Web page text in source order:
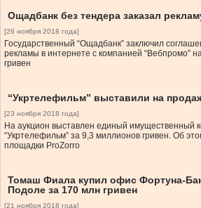
Ощадбанк без тендера заказал
[26 ноября 2018 года]
Государственный “Ощадбанк” заключил
рекламы в интернете с компанией “Вебпромо”
гривен
“Укртелефильм” выставили на
[23 ноября 2018 года]
На аукцион выставлен единый имущественный
“Укртелефильм” за 9,3 миллионов гривен. Об
площадки ProZorro
Томаш Фиала купил офис Фортуна-
Подоле за 170 млн гривен
[21 ноября 2018 года]